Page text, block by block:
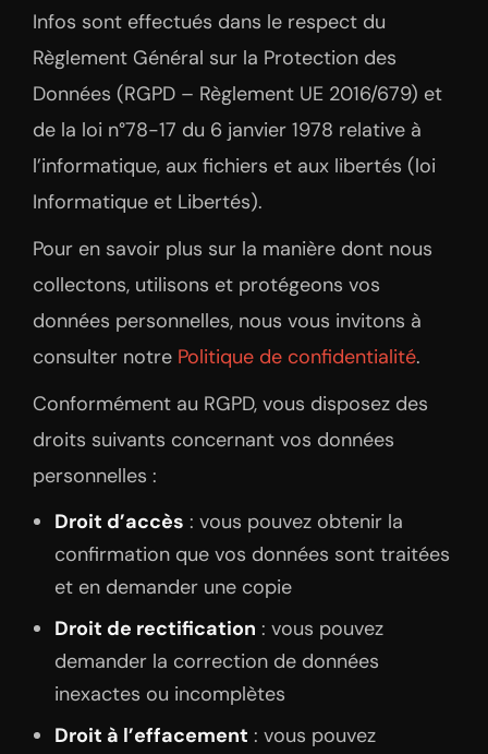
Infos sont effectués dans le respect du
Règlement Général sur la Protection des
Données (RGPD – Règlement UE 2016/679) et
de la loi n°78-17 du 6 janvier 1978 relative à
l’informatique, aux fichiers et aux libertés (loi
Informatique et Libertés).
Pour en savoir plus sur la manière dont nous
collectons, utilisons et protégeons vos
données personnelles, nous vous invitons à
consulter notre Politique de confidentialité.
Conformément au RGPD, vous disposez des
droits suivants concernant vos données
personnelles :
Droit d’accès : vous pouvez obtenir la
confirmation que vos données sont traitées
et en demander une copie
Droit de rectification : vous pouvez
demander la correction de données
inexactes ou incomplètes
Droit à l’effacement : vous pouvez